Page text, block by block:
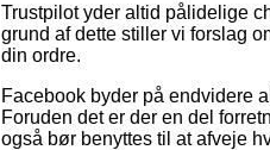
Trustpilot yder altid pålidelige
grund af dette stiller vi forslag
din ordre.
Facebook byder på endvidere
Foruden det er der en del
også bør benyttes til at afveje